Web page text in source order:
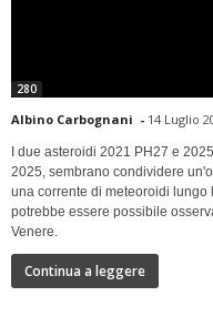
280
Albino Carbognani - 14 Luglio
I due asteroidi 2021 PH27 e
2025, sembrano condividere
una corrente di meteoroidi lungo
potrebbe essere possibile
Venere.
Continua a leggere